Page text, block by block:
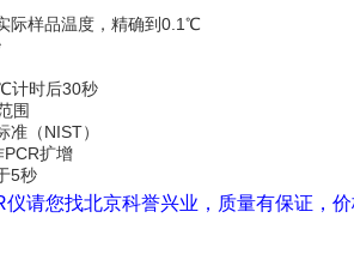
际样品温度，精确到0.1℃
计时后30秒
围
（NIST）
扩增
5秒
请您找北京科誉兴业，质量有保证，